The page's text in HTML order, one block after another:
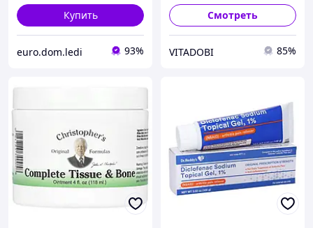
Купить
euro.dom.ledi 93%
Смотреть
VITADOBI 85%